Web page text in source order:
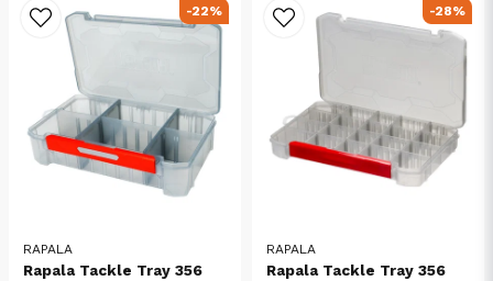
RAPALA
Rapala Tackle Tray 356
-22%
RAPALA
Rapala Tackle Tray 356
-28%